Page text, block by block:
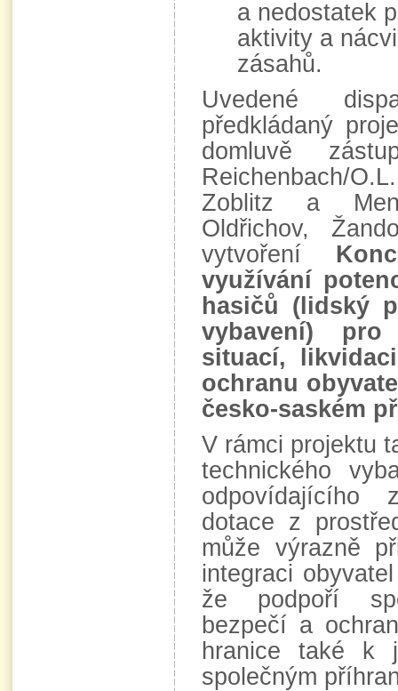
a nedostatek
aktivity a
zásahů.
Uvedené
předkládaný
domluvě
Reichenbach/
Zoblitz a
Oldřichov,
vytvoření
využívání
hasičů (lidský
vybavení)
situací,
ochranu
česko-saském
V rámci projektu
technického
odpovídajícího
dotace z
může výrazně
integraci
že podpoří
bezpečí a
hranice také k
společným